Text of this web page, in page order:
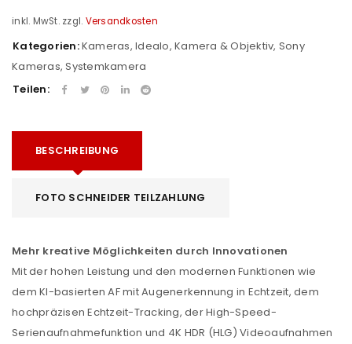
inkl. MwSt. zzgl. Versandkosten
Kategorien:Kameras, Idealo, Kamera & Objektiv, Sony
Kameras,Systemkamera
Teilen:
BESCHREIBUNG
FOTO SCHNEIDER TEILZAHLUNG
Mehr kreative Möglichkeiten durch Innovationen
Mit der hohen Leistung und den modernen Funktionen wie
dem KI-basierten AF mit Augenerkennung in Echtzeit, dem
hochpräzisen Echtzeit-Tracking, der High-Speed-
Serienaufnahmefunktion und 4K HDR (HLG) Videoaufnahmen